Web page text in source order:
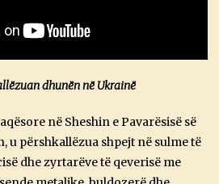
dhunën në Ukrainë
në Sheshin e Pavarësisë së
u përshkallëzua shpejt në sulme të
dhe zyrtarëve të qeverisë me